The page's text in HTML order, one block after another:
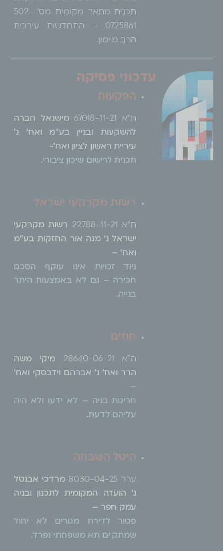
תכנית מתאר מקומית מס' 502-
0725861 – התחדשות עירונית
הרב מיימון.
עדכוני פסיקה
הפקעות
ת"א 67018-11-21
מישנאל חברה
להשקעות ובניין בע"מ ואח' נ'
עיריית ראשון לציון ואח'-
תכנית לרישום שיכון ציבורי.
רשות מקרקעי ישראל
ת"א 22788-11-21
רשות מקרקעי
ישראל נ' מגה אור החזקות בע"מ
ואח' –
ניוד זכויות אינו עוקף הסכם
חכירה – גם לא באמצעות היתר
בנייה.
חוזים
ת"א 28640-06-21
מיקי משה
הרר ואח' נ' אברהם וידבסקי ואח'
–
חריגות בניה – לא ידעו ולא היה
עליהם לדעת.
היטל השבחה
ערר 8030-04-25
מרדכי אבנטל
נ' הועדה המקומית לתכנון ובניה
עמק חפר –
פטור לדירת מגורים לא יחול
שמתקיים תא משפחתי נפרד.